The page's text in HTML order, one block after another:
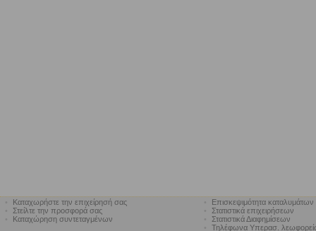
Καταχωρήστε την επιχείρησή σας
Στείλτε την προσφορά σας
Καταχώρηση συντεταγμένων
Επισκεψιμότητα καταλυμάτων
Στατιστικά επιχειρήσεων
Στατιστικά Διαφημίσεων
Τηλέφωνα Υπερασ.